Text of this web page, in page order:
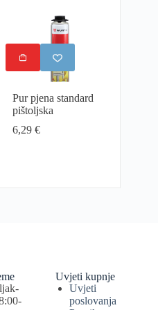
Pur pjena standard
pištoljska
6,29€
Uvjeti kupnje
Uvjeti
poslovanja